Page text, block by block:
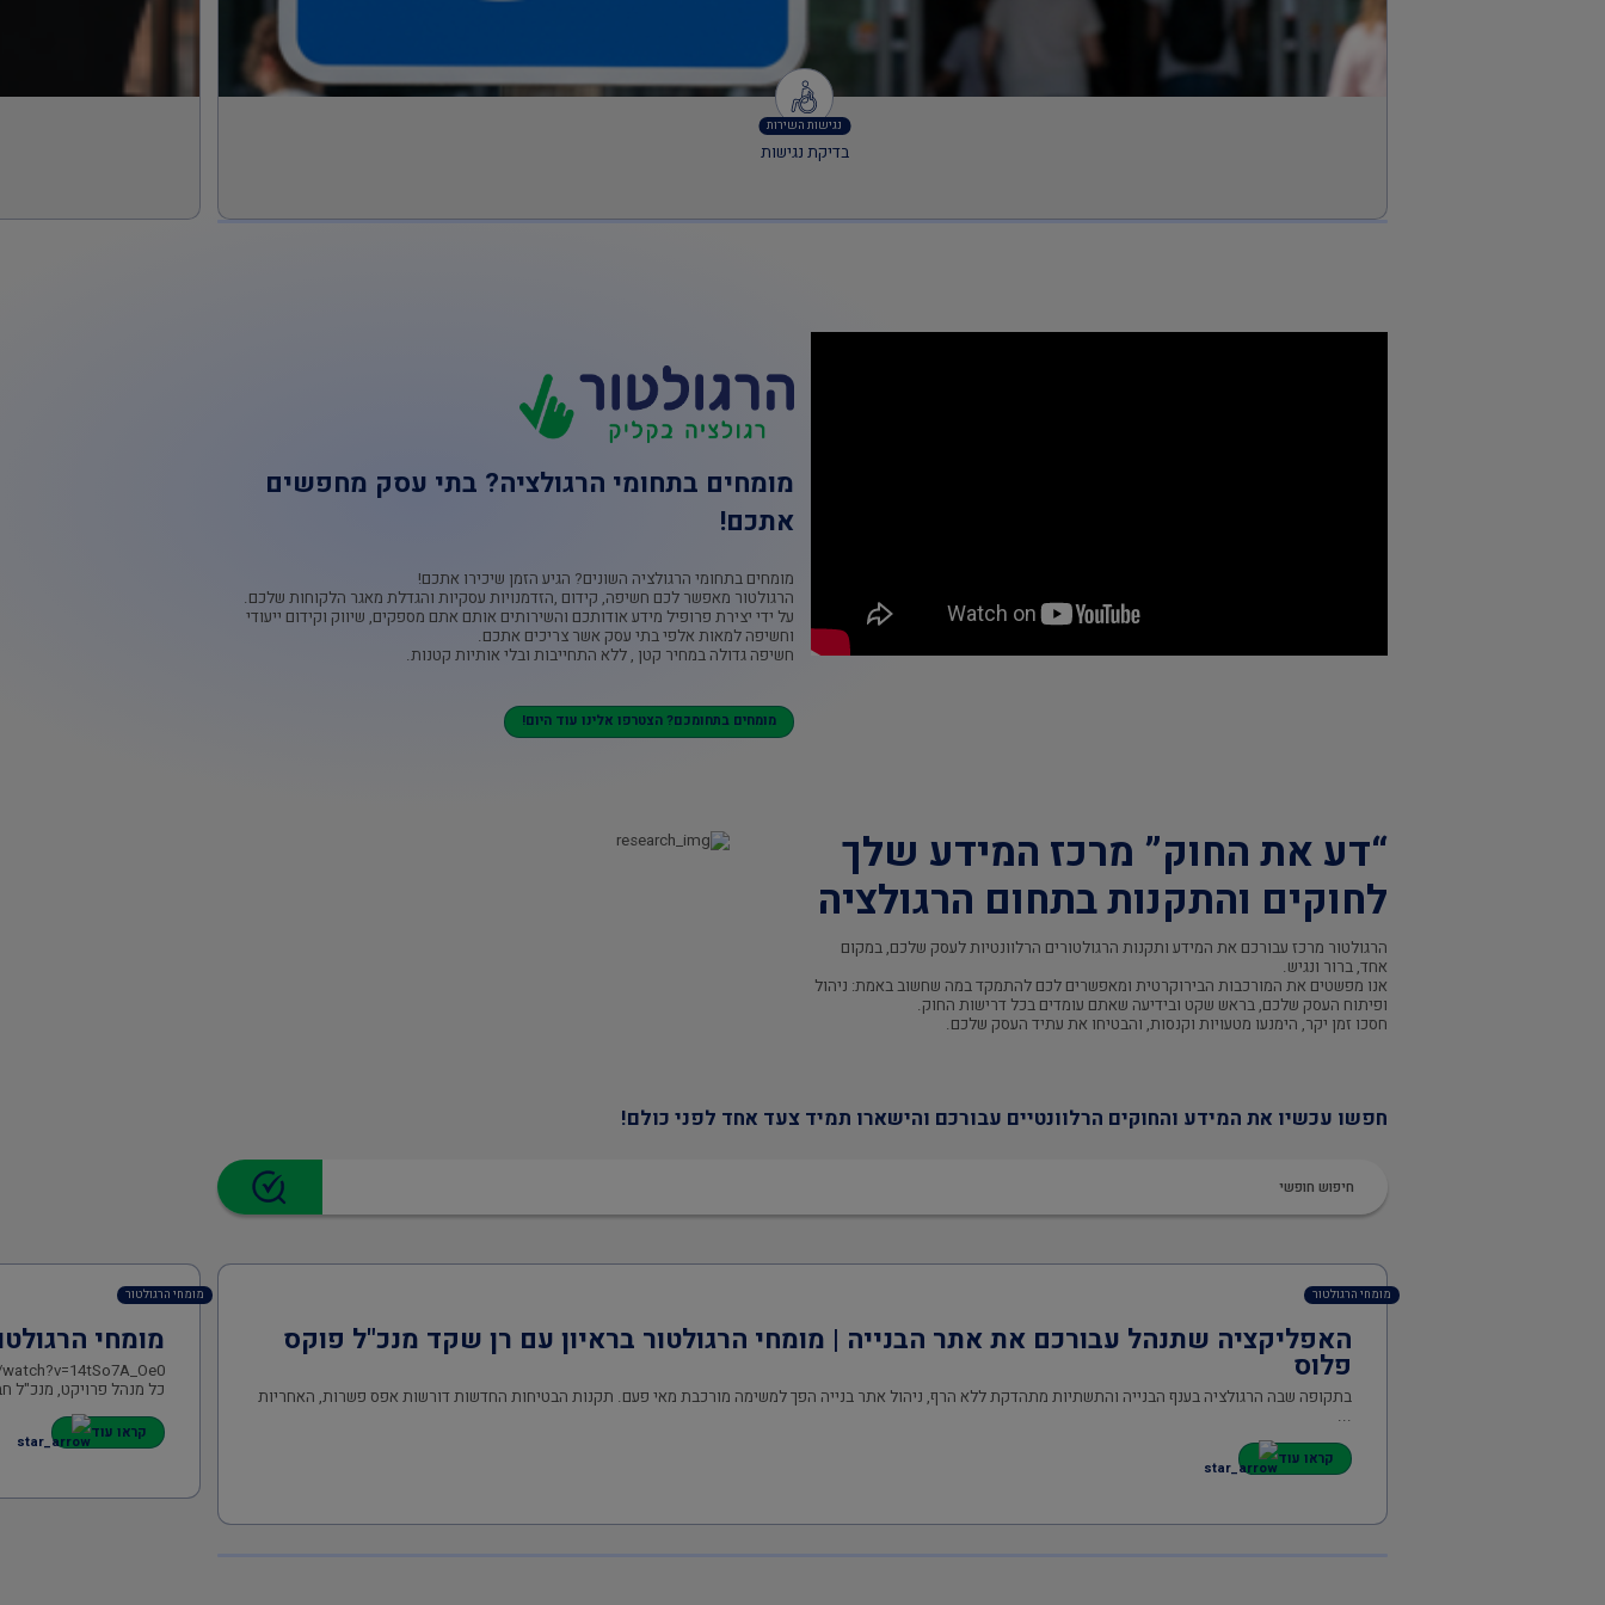
נגישות השירות
בדיקת נגישות
מומחים בתחומי הרגולציה? בתי עסק מחפשים
אתכם!
מומחים בתחומי הרגולציה השונים? הגיע הזמן שיכירו אתכם!
הרגולטור מאפשר לכם חשיפה, קידום ,הזדמנויות עסקיות והגדלת מאגר הלקוחות שלכם.
על ידי יצירת פרופיל מידע אודותכם והשירותים אותם אתם מספקים, שיווק וקידום ייעודי
וחשיפה למאות אלפי בתי עסק אשר צריכים אתכם.
חשיפה גדולה במחיר קטן , ללא התחייבות ובלי אותיות קטנות.
מומחים בתחומכם? הצטרפו אלינו עוד היום!
“דע את החוק” מרכז המידע שלך
לחוקים והתקנות בתחום הרגולציה
הרגולטור מרכז עבורכם את המידע ותקנות הרגולטורים הרלוונטיות לעסק שלכם, במקום
אחד, ברור ונגיש.
אנו מפשטים את המורכבות הבירוקרטית ומאפשרים לכם להתמקד במה שחשוב באמת: ניהול
ופיתוח העסק שלכם, בראש שקט ובידיעה שאתם עומדים בכל דרישות החוק.
חסכו זמן יקר, הימנעו מטעויות וקנסות, והבטיחו את עתיד העסק שלכם.
חפשו עכשיו את המידע והחוקים הרלוונטיים עבורכם והישארו תמיד צעד אחד לפני כולם!
מומחי הרגולטור
האפליקציה שתנהל עבורכם את אתר הבנייה | מומחי הרגולטור בראיון עם רן שקד מנכ"ל פוקס
פלוס
בתקופה שבה הרגולציה בענף הבנייה והתשתיות מתהדקת ללא הרף, ניהול אתר בנייה הפך למשימה מורכבת מאי פעם. תקנות הבטיחות החדשות דורשות אפס פשרות, האחריות
...
קראו עוד
מומחי הרגולטור
מומחי
כל מנהל פרויקט, מנכ"ל
קראו עוד